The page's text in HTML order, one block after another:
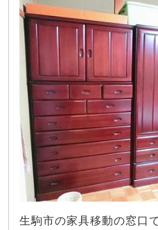
生駒市の家具移動の窓口